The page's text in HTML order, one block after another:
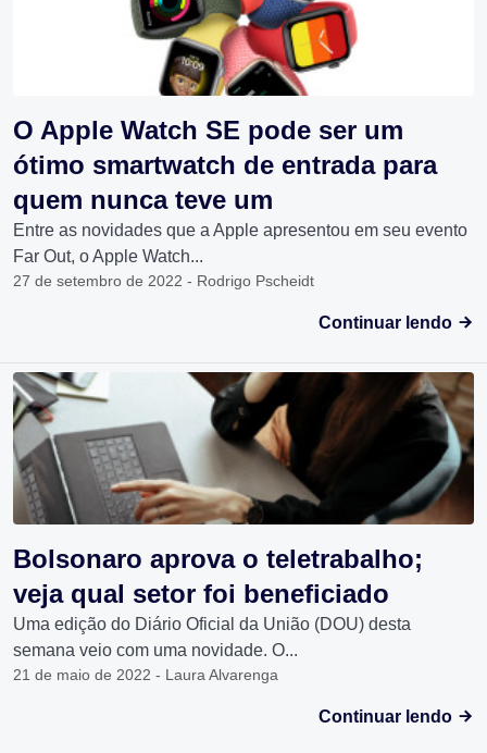
O Apple Watch SE pode ser um
ótimo smartwatch de entrada para
quem nunca teve um
Entre as novidades que a Apple apresentou em seu evento
Far Out, o Apple Watch...
27 de setembro de 2022 - Rodrigo Pscheidt
Continuar lendo
Bolsonaro aprova o teletrabalho;
veja qual setor foi beneficiado
Uma edição do Diário Oficial da União (DOU) desta
semana veio com uma novidade. O...
21 de maio de 2022 - Laura Alvarenga
Continuar lendo